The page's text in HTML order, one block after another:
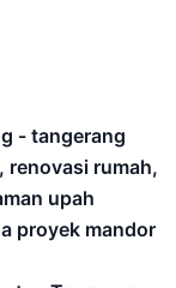
- tangerang
renovasi rumah,
upah
proyek mandor